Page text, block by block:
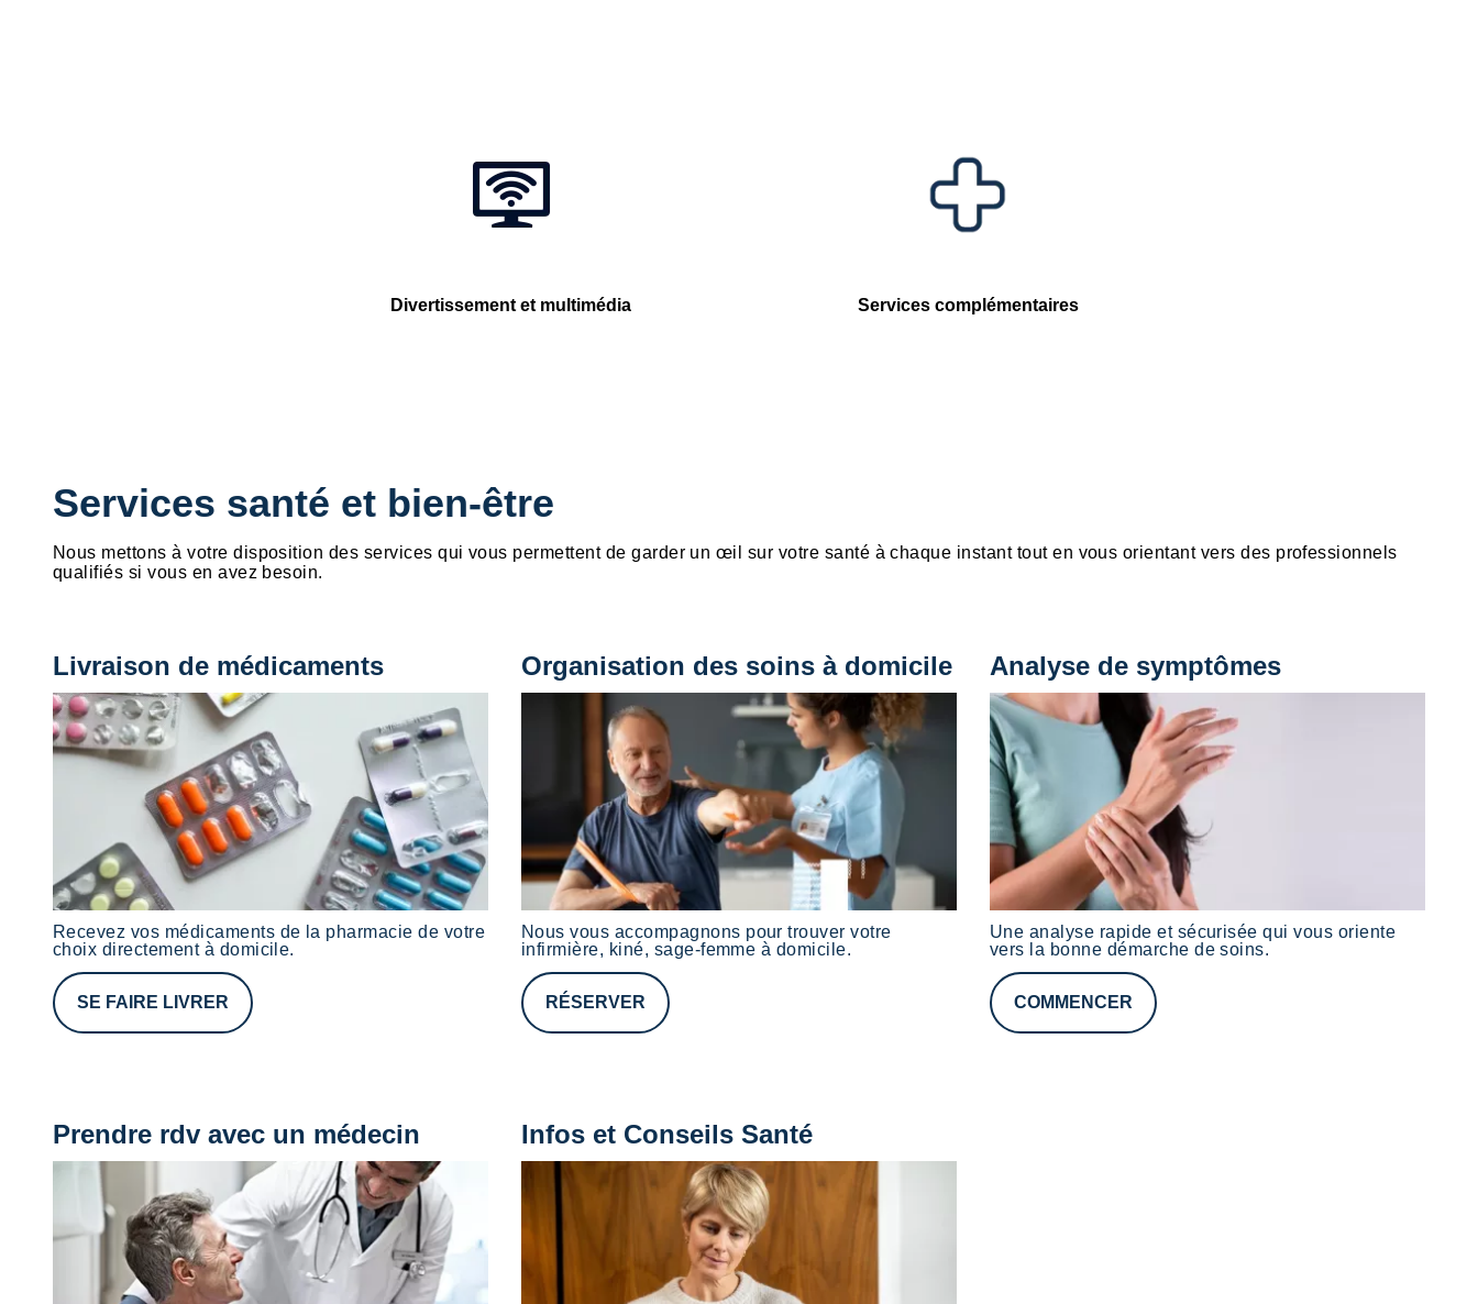
Divertissement et multimédia Services complémentaires
Services santé et bien-être
Nous mettons à votre disposition des services qui vous permettent de garder un œil sur votre santé à chaque instant tout en vous orientant vers des professionnels
qualifiés si vous en avez besoin.
Livraison de médicaments
Recevez vos médicaments de la pharmacie de votre
choix directement à domicile.
SE FAIRE LIVRER
Organisation des soins à domicile
Nous vous accompagnons pour trouver votre
infirmière, kiné, sage-femme à domicile.
RÉSERVER
Analyse de symptômes
Une analyse rapide et sécurisée qui vous oriente
vers la bonne démarche de soins.
COMMENCER
Prendre rdv avec un médecin Infos et Conseils Santé